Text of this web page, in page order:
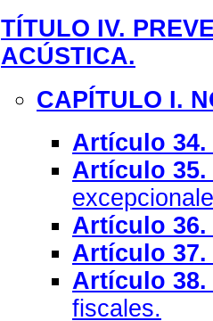
TÍTULO IV.
ACÚSTICA.
CAPÍTULO I.
Artículo 34.
Artículo 35.
Artículo 36.
Artículo 37.
Artículo 38.
fiscales.